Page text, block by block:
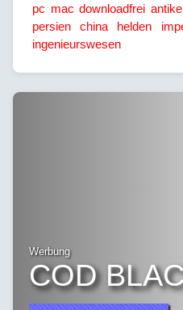
pc mac downloadfrei antike
persien
china helden
ingenieurswesen
Werbung
COD